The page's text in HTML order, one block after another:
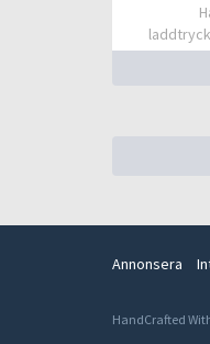
Annonsera
HandCrafted